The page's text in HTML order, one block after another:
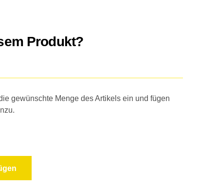
Produkt?
gewünschte Menge des Artikels ein und fügen